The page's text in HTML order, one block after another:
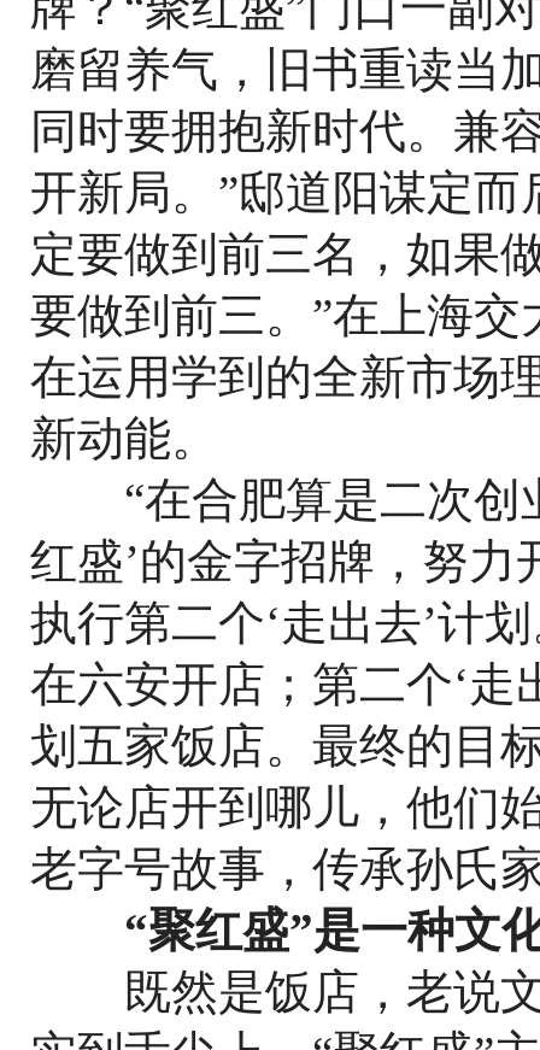
磨留养气，旧书重读当
同时要拥抱新时代。兼
开新局。”邸道阳谋定
定要做到前三名，如果
要做到前三。”在上海
在运用学到的全新市场
新动能。
“在合肥算是二次创
红盛’的金字招牌，努
执行第二个‘走出去’计
在六安开店；第二个‘走
划五家饭店。最终的目
无论店开到哪儿，他们
老字号故事，传承孙氏
“聚红盛”是一种文
既然是饭店，老说文